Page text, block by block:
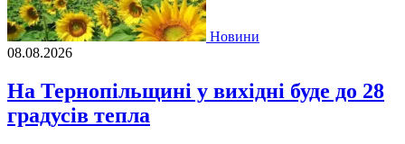
Новини
08.08.2026
На Тернопільщині у вихідні буде до 28
градусів тепла